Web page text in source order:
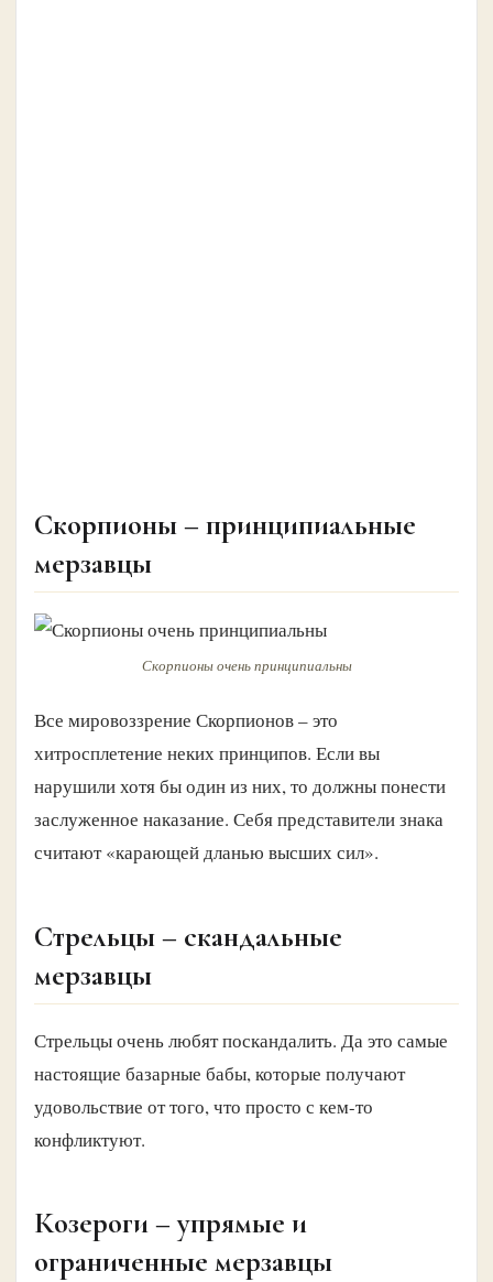
Скорпионы – принципиальные
мерзавцы
Скорпионы очень принципиальны
Все мировоззрение Скорпионов – это
хитросплетение неких принципов. Если вы
нарушили хотя бы один из них, то должны понести
заслуженное наказание. Себя представители знака
считают «карающей дланью высших сил».
Стрельцы – скандальные
мерзавцы
Стрельцы очень любят поскандалить. Да это самые
настоящие базарные бабы, которые получают
удовольствие от того, что просто с кем-то
конфликтуют.
Козероги – упрямые и
ограниченные мерзавцы